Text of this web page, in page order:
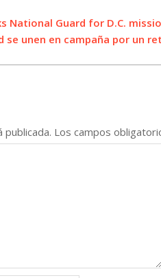
National Guard for D.C.
se unen en campaña por un
Los campos